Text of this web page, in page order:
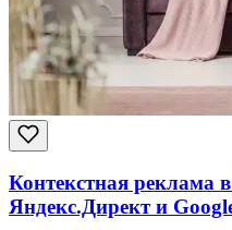
Контекстная реклама
Яндекс.Директ и